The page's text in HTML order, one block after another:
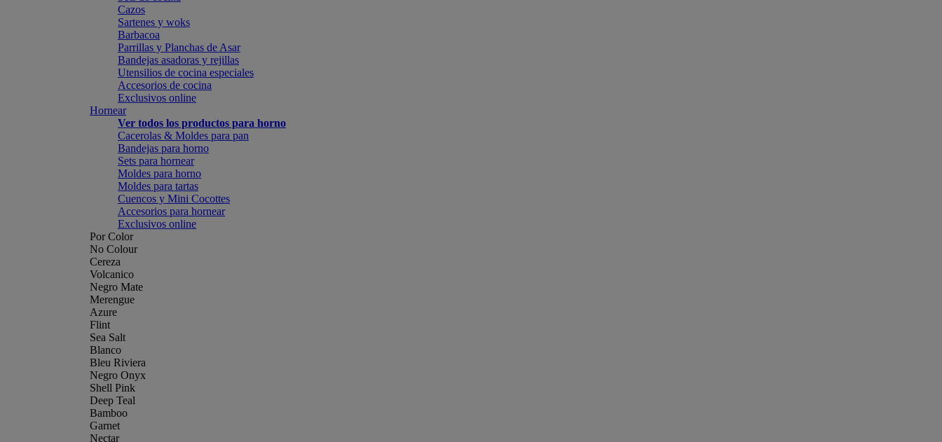
Cazos
Sartenes y woks
Barbacoa
Parrillas y Planchas de Asar
Bandejas asadoras y rejillas
Utensilios de cocina especiales
Accesorios de cocina
Exclusivos online
Hornear
Ver todos los productos para horno
Cacerolas & Moldes para pan
Bandejas para horno
Sets para hornear
Moldes para horno
Moldes para tartas
Cuencos y Mini Cocottes
Accesorios para hornear
Exclusivos online
Por Color
No Colour
Cereza
Volcanico
Negro Mate
Merengue
Azure
Flint
Sea Salt
Blanco
Bleu Riviera
Negro Onyx
Shell Pink
Deep Teal
Bamboo
Garnet
Nectar